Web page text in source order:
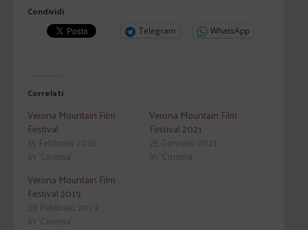
Condividi
Telegram WhatsApp
Correlati
Verona Mountain Film
Festival
15 Febbraio 2016
In "Cinema"
Verona Mountain Film
Festival 2021
25 Gennaio 2021
In "Cinema"
Verona Mountain Film
Festival 2019
28 Febbraio 2019
In "Cinema"